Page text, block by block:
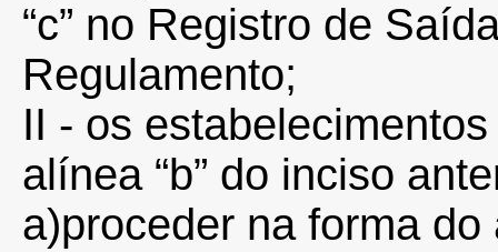
“c” no Registro de
Regulamento;
II - os
alínea “b” do inciso
a)proceder na forma